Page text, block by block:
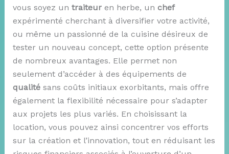
vous soyez un traiteuren herbe, un chef
expérimenté cherchant à diversifier votre activité,
ou même un passionné de la cuisine désireux de
tester un nouveau concept, cette option présente
de nombreux avantages. Elle permet non
seulement d’accéder à des équipements de
qualitésans coûts initiaux exorbitants, mais offre
également la flexibilité nécessaire pour s’adapter
aux projets les plus variés. En choisissant la
location, vous pouvez ainsi concentrer vos efforts
sur la création et l’innovation, tout en réduisant les